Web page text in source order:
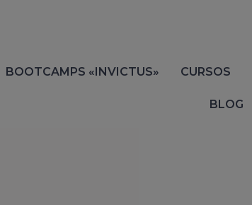
BOOTCAMPS «INVICTUS» CURSOS
BLOG